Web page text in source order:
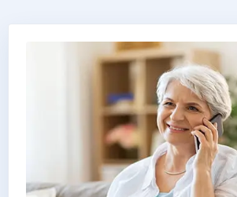
Persönliche Treppenlift-